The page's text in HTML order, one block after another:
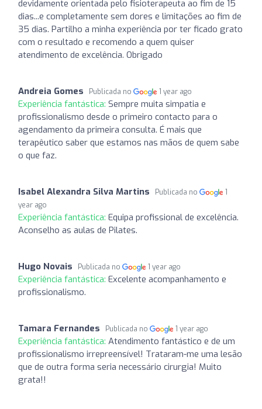
devidamente orientada pelo fisioterapeuta ao fim de 15
dias...e completamente sem dores e limitações ao fim de
35 dias. Partilho a minha experiência por ter ficado grato
com o resultado e recomendo a quem quiser
atendimento de excelência. Obrigado
Andreia Gomes Publicada no 1 year ago
Experiência fantástica: Sempre muita simpatia e
profissionalismo desde o primeiro contacto para o
agendamento da primeira consulta. É mais que
terapêutico saber que estamos nas mãos de quem sabe
o que faz.
Isabel Alexandra Silva Martins Publicada no
1
year ago
Experiência fantástica: Equipa profissional de excelência.
Aconselho as aulas de Pilates.
Hugo Novais Publicada no 1 year ago
Experiência fantástica: Excelente acompanhamento e
profissionalismo.
Tamara Fernandes Publicada no 1 year ago
Experiência fantástica: Atendimento fantástico e de um
profissionalismo irrepreensível! Trataram-me uma lesão
que de outra forma seria necessário cirurgia! Muito
grata!!